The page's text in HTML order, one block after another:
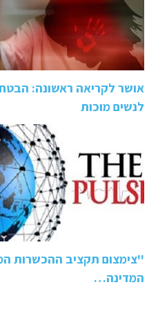
אושר לקריאה ראשונה:
לנשים מוכות
''צימצום תקציב ההכשרות
המדינה…